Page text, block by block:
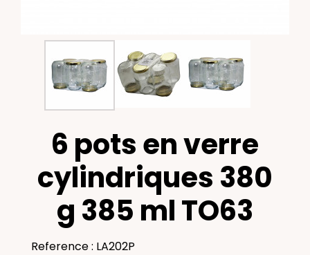
6 pots en verre
cylindriques 380
g 385 ml TO63
Reference : LA202P